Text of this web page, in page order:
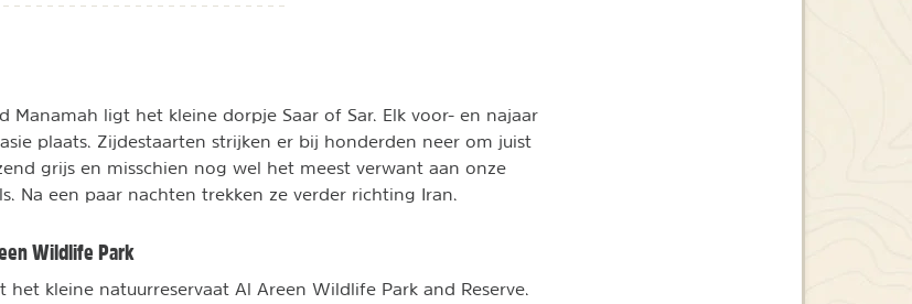
Manamah ligt het kleine dorpje Saar of Sar. Elk voor- en najaar
plaats. Zijdestaarten strijken er bij honderden neer om juist
grijs en misschien nog wel het meest verwant aan onze
Na een paar nachten trekken ze verder richting Iran.
Wildlife Park
kleine natuurreservaat Al Areen Wildlife Park and Reserve.